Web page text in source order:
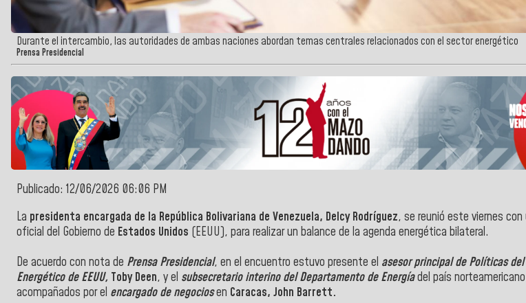
Durante el intercambio, las autoridades de ambas naciones abordan temas centrales relacionados con el sector energético
Prensa Presidencial
Publicado: 12/06/2026 06:06 PM
La presidenta encargada de la República Bolivariana de Venezuela, Delcy Rodríguez, se reunió este viernes con
oficial del Gobierno de Estados Unidos (EEUU), para realizar un balance de la agenda energética bilateral.
De acuerdo con nota de Prensa Presidencial, en el encuentro estuvo presente el asesor principal de Políticas
Energético de EEUU, Toby Deen, y el subsecretario interino del Departamento de Energíadel país
acompañados por el encargado de negociosen Caracas, John Barrett.